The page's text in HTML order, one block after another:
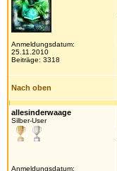
Anmeldungsdatum:
25.11.2010
Beiträge: 3318
Nach oben
allesinderwaage
Silber-User
Anmeldungsdatum: